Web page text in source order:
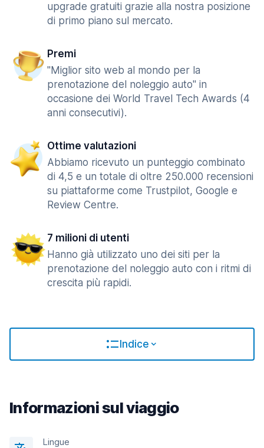
upgrade gratuiti grazie alla nostra posizione
di primo piano sul mercato.
Premi
"Miglior sito web al mondo per la
prenotazione del noleggio auto" in
occasione dei World Travel Tech Awards (4
anni consecutivi).
Ottime valutazioni
Abbiamo ricevuto un punteggio combinato
di 4,5 e un totale di oltre 250.000 recensioni
su piattaforme come Trustpilot, Google e
Review Centre.
7 milioni di utenti
Hanno già utilizzato uno dei siti per la
prenotazione del noleggio auto con i ritmi di
crescita più rapidi.
Indice
Informazioni sul viaggio
Lingue